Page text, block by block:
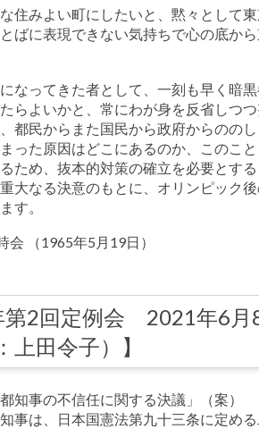
住みよい町にしたいと、黙々として
ばに表現できない気持ちで心の底か
なってきた者として、一刻も早く暗
らよいかと、常にわが身を反省しつ
都民からまた国民から政府からのの
った原因はどこにあるのか、このこ
ため、抜本的対策の確立を必要とする
大なる決意のもとに、オリンピック
す。
会 （1965年5月19日）
第2回定例会 2021年6
上田令子）】
知事の不信任に関する決議」（案）
事は、日本国憲法第九十三条に定め